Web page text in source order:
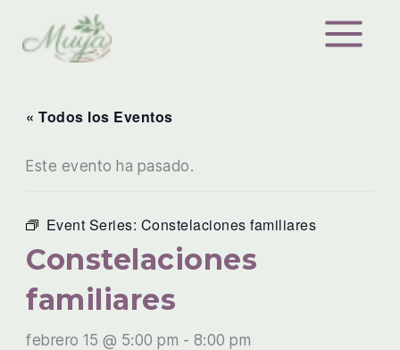
contenido
« Todos los Eventos
Este evento ha pasado.
Event Series: Constelaciones familiares
Constelaciones
familiares
febrero 15 @ 5:00 pm - 8:00 pm